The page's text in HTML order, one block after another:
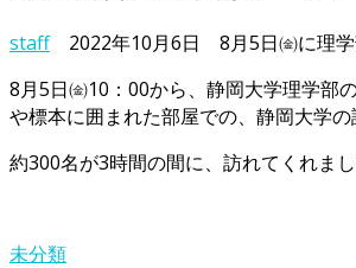
staff 2022年10月6日 8月5日㈮に理
8月5日㈮10：00から、静岡大学理学部
や標本に囲まれた部屋での、静岡大学
約300名が3時間の間に、訪れてくれまし
未分類